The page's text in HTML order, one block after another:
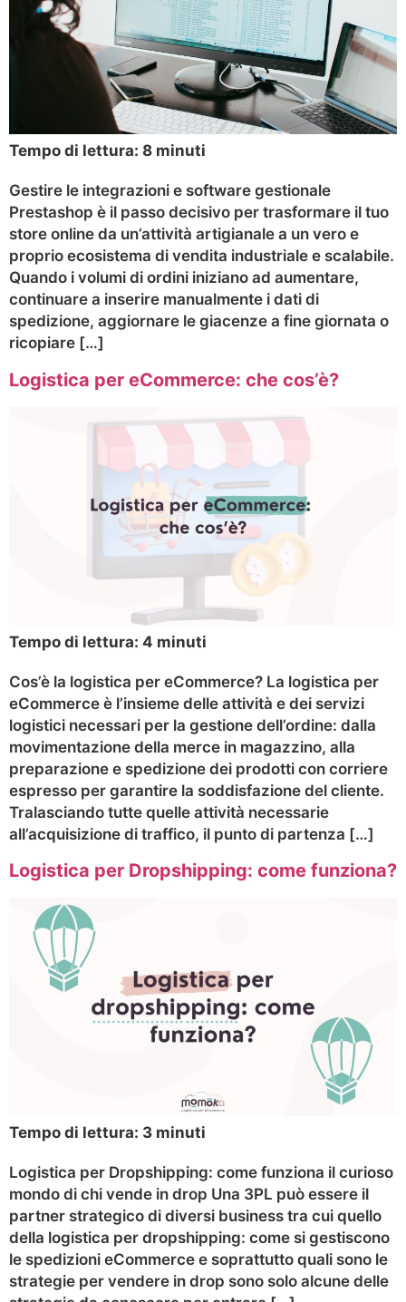
Tempo di lettura: 8 minuti
Gestire le integrazioni e software gestionale
Prestashop è il passo decisivo per trasformare il tuo
store online da un’attività artigianale a un vero e
proprio ecosistema di vendita industriale e scalabile.
Quando i volumi di ordini iniziano ad aumentare,
continuare a inserire manualmente i dati di
spedizione, aggiornare le giacenze a fine giornata o
ricopiare […]
Logistica per eCommerce: che cos’è?
Tempo di lettura: 4 minuti
Cos’è la logistica per eCommerce? La logistica per
eCommerce è l’insieme delle attività e dei servizi
logistici necessari per la gestione dell’ordine: dalla
movimentazione della merce in magazzino, alla
preparazione e spedizione dei prodotti con corriere
espresso per garantire la soddisfazione del cliente.
Tralasciando tutte quelle attività necessarie
all’acquisizione di traffico, il punto di partenza […]
Logistica per Dropshipping: come funziona?
Tempo di lettura: 3 minuti
Logistica per Dropshipping: come funziona il curioso
mondo di chi vende in drop Una 3PL può essere il
partner strategico di diversi business tra cui quello
della logistica per dropshipping: come si gestiscono
le spedizioni eCommerce e soprattutto quali sono le
strategie per vendere in drop sono solo alcune delle